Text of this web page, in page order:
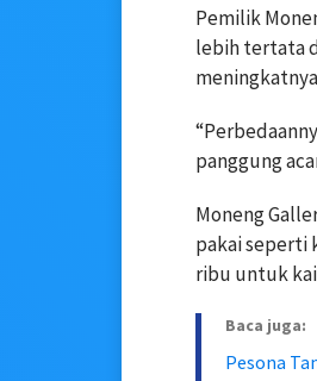
Pemilik
lebih tertata
panggung
Moneng
pakai seperti
ribu untuk
Baca juga:
Pesona